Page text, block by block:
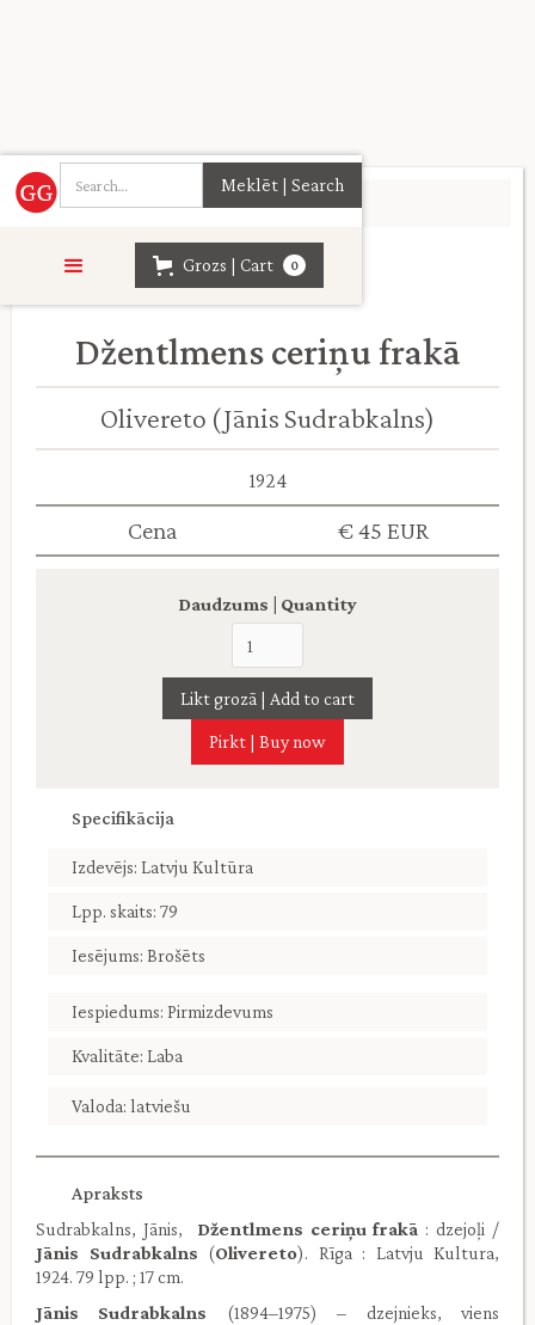
Grozs | Cart 0
Sākumlapa > Daiļliteratūra
Džentlmens ceriņu frakā
Olivereto (Jānis Sudrabkalns)
1924
Cena € 45 EUR
Daudzums | Quantity
Pirkt | Buy now
Specifikācija
Izdevējs: Latvju Kultūra
Lpp. skaits: 79
Iesējums: Brošēts
Iespiedums: Pirmizdevums
Kvalitāte: Laba
Valoda: latviešu
Apraksts
Sudrabkalns, Jānis, Džentlmens ceriņu frakā : dzejoļi /
Jānis Sudrabkalns (Olivereto). Rīga : Latvju Kultura,
1924. 79 lpp. ; 17 cm.
Jānis Sudrabkalns (1894–1975) – dzejnieks, viens